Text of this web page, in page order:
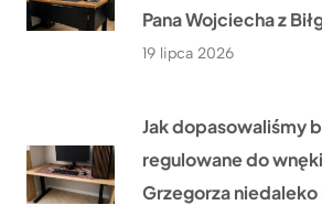
Pana Wojciecha z
19 lipca 2026
Jak dopasowaliśmy
regulowane do
Grzegorza niedaleko